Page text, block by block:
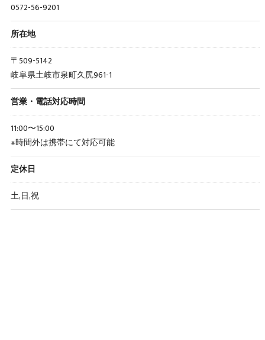
0572-56-9201
所在地
〒509-5142
岐阜県土岐市泉町久尻961-1
営業・電話対応時間
11:00〜15:00
※時間外は携帯にて対応可能
定休日
土,日,祝